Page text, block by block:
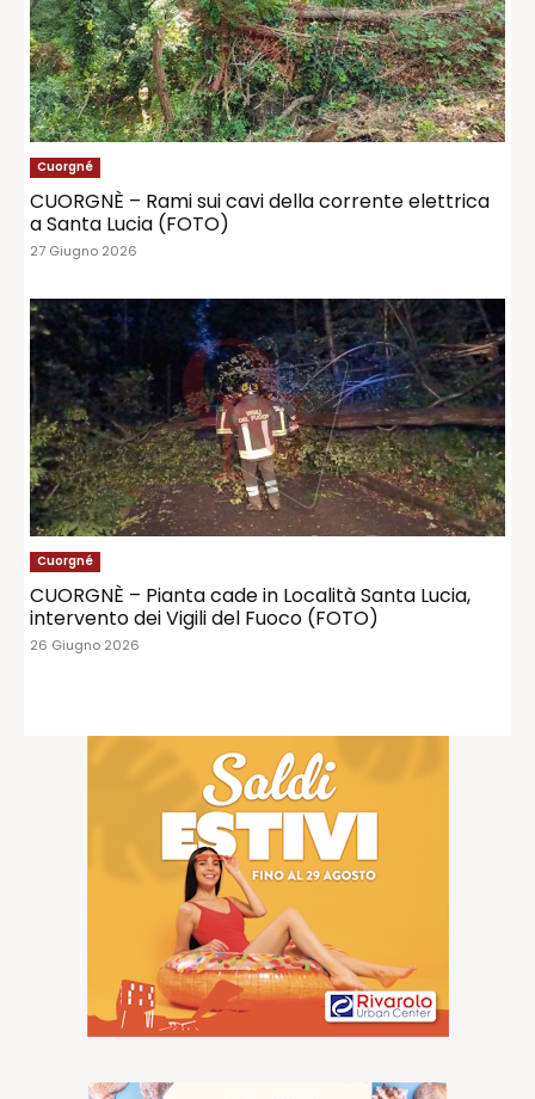
Cuorgné
CUORGNÈ – Rami sui cavi della corrente elettrica
a Santa Lucia (FOTO)
27 Giugno 2026
Cuorgné
CUORGNÈ – Pianta cade in Località Santa Lucia,
intervento dei Vigili del Fuoco (FOTO)
26 Giugno 2026